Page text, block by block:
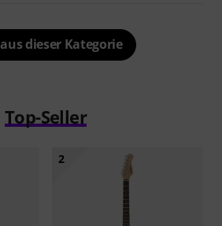
dieser Kategorie
Top-Seller
2